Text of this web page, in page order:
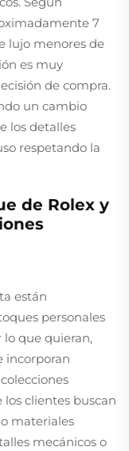
7
lujo menores de
es muy
de compra.
un cambio
los detalles
respetando la
de Rolex y
están
personales
lo que quieran,
incorporan
clientes buscan
materiales
mecánicos o